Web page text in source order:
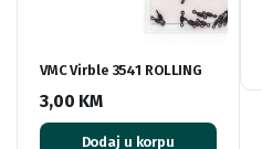
VMC Virble 3541 ROLLING
3,00 KM
Dodaj u korpu